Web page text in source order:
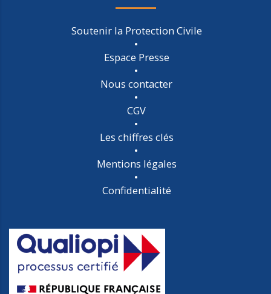
Soutenir la Protection Civile
Espace Presse
Nous contacter
CGV
Les chiffres clés
Mentions légales
Confidentialité